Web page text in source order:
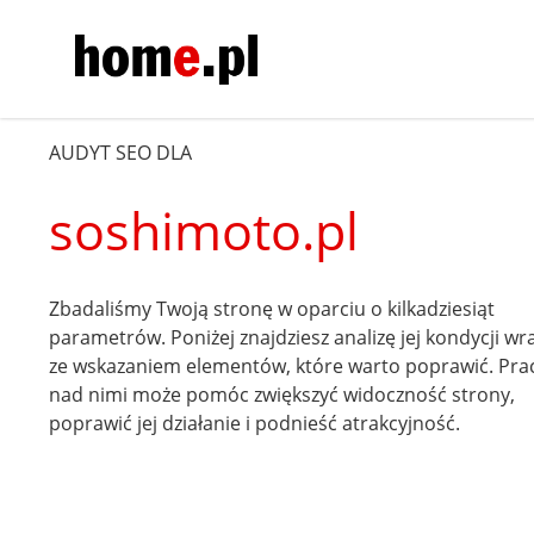
AUDYT SEO DLA
soshimoto.pl
Zbadaliśmy Twoją stronę w oparciu o kilkadziesiąt
parametrów. Poniżej znajdziesz analizę jej kondycji
ze wskazaniem elementów, które warto poprawić.
nad nimi może pomóc zwiększyć widoczność strony,
poprawić jej działanie i podnieść atrakcyjność.